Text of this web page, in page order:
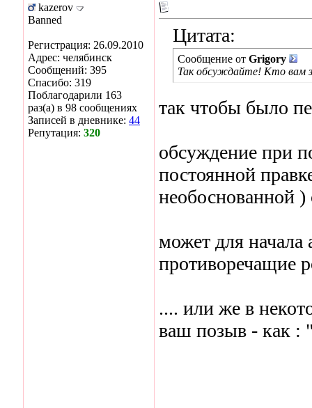
kazerov
Banned
Регистрация: 26.09.2010
Адрес: челябинск
Сообщений: 395
Спасибо: 319
Поблагодарили 163
раз(а) в 98 сообщениях
Записей в дневнике: 44
Репутация: 320
Цитата:
Сообщение от Grigory
Так обсуждайте! Кто вам
так чтобы было
обсуждение при
постоянной
необоснованной )
может для начала
противоречащие
.... или же в
ваш позыв - как :